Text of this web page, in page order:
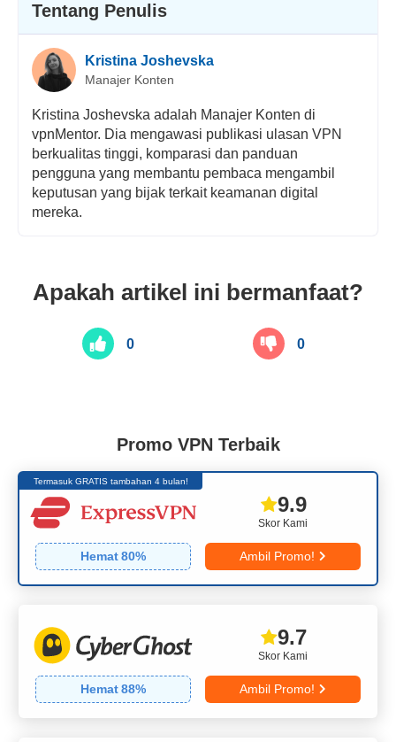
Tentang Penulis
Kristina Joshevska
Manajer Konten
Kristina Joshevska adalah Manajer Konten di
vpnMentor. Dia mengawasi publikasi ulasan VPN
berkualitas tinggi, komparasi dan panduan
pengguna yang membantu pembaca mengambil
keputusan yang bijak terkait keamanan digital
mereka.
Apakah artikel ini bermanfaat?
0 0
Promo VPN Terbaik
Termasuk GRATIS tambahan 4 bulan!
Skor Kami
9.9
Hemat80% Ambil Promo!
Skor Kami
9.7
Hemat88% Ambil Promo!